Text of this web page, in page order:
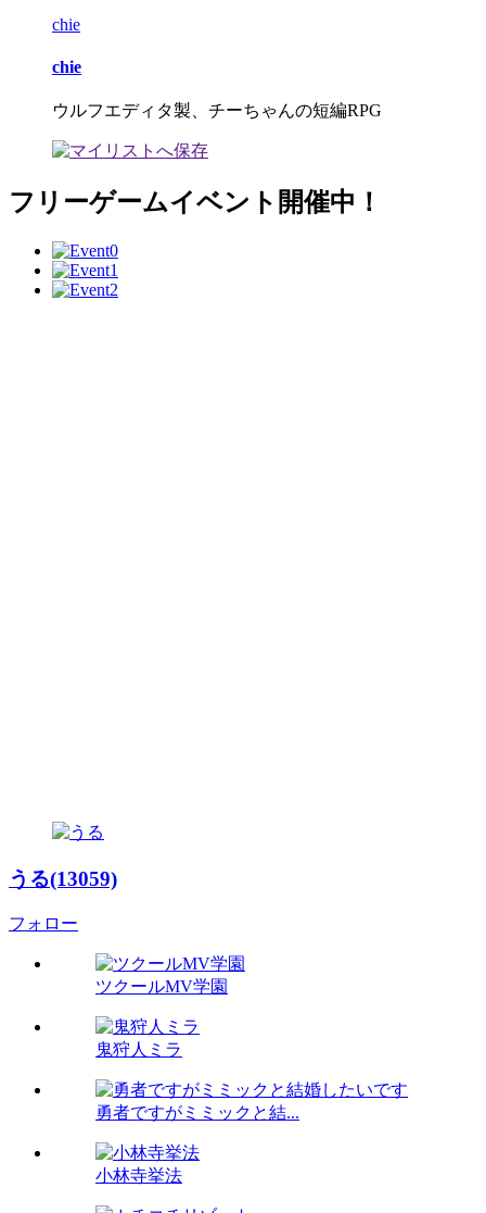
chie
chie
ウルフエディタ製、チーちゃんの短編RPG
フリーゲームイベント開催中！
うる(13059)
フォロー
ツクールMV学園
鬼狩人ミラ
勇者ですがミミックと結...
小林寺挙法